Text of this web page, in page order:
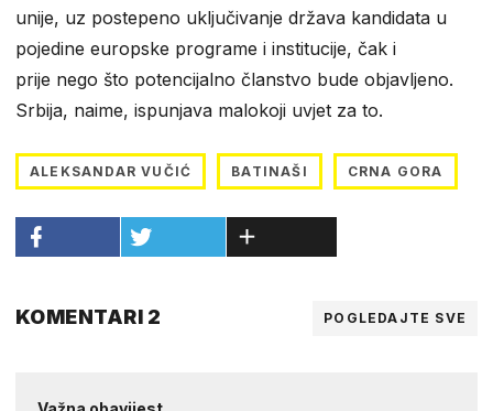
unije, uz postepeno uključivanje država kandidata u
pojedine europske programe i institucije, čak i
prije nego što potencijalno članstvo bude objavljeno.
Srbija, naime, ispunjava malokoji uvjet za to.
ALEKSANDAR VUČIĆ BATINAŠI CRNA GORA
KOMENTARI 2 POGLEDAJTE SVE